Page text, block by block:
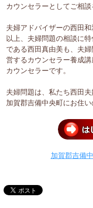
カウンセラーとしてご相談
夫婦アドバイザーの西田
以上、夫婦問題の相談に
である西田真由美も、夫
営するカウンセラー養成
カウンセラーです。
夫婦問題は、私たち西田
加賀郡吉備中央町にお住
加賀郡吉備